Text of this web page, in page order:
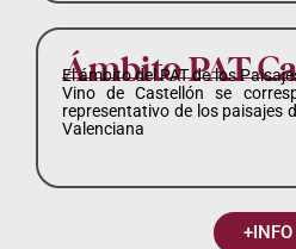
Ámbito PAT
El ámbito del PAT de los
Vino de Castellón se
representativo de los paisajes
Valenciana
+INFO